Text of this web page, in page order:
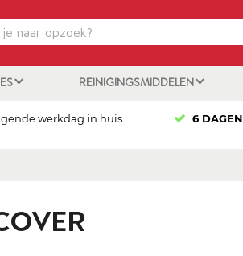
REINIGINGSMIDDELEN
werkdag in huis 6 DAGEN